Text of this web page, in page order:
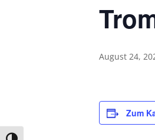
August 24,
Zum